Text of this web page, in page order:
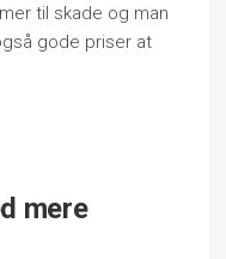
til skade og man
gode priser at
mere